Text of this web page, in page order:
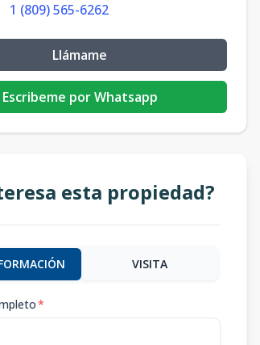
1 (809) 565-6262
Llámame
Escribeme por Whatsapp
esta propiedad?
VISITA
*